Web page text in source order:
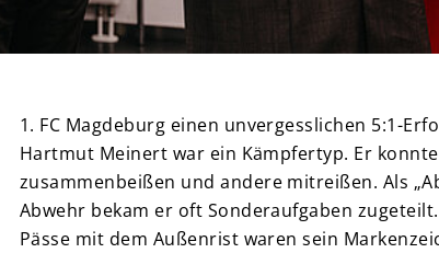
1. FC Magdeburg einen unvergesslichen 5:1-
Hartmut Meinert war ein Kämpfertyp. Er
zusammenbeißen und andere mitreißen. Als
Abwehr bekam er oft Sonderaufgaben
Pässe mit dem Außenrist waren sein